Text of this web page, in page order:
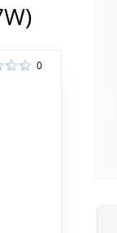
0